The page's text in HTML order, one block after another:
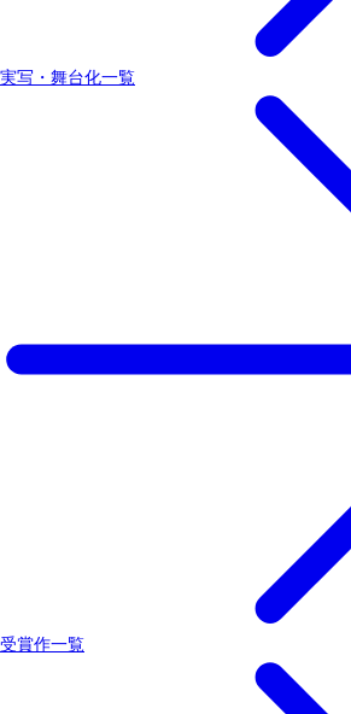
実写・舞台化一覧
受賞作一覧